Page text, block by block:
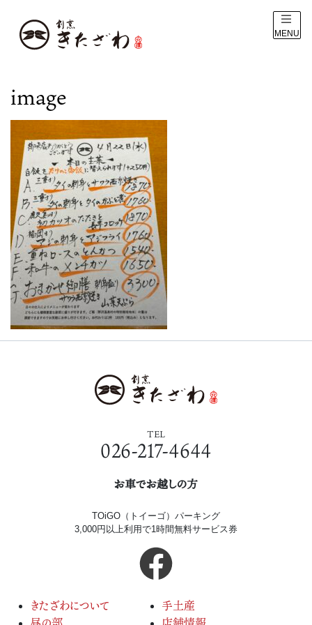
MENU
image
TEL
026-217-4644
お車でお越しの方
TOiGO（トイーゴ）パーキング
3,000円以上利用で1時間無料サービス券
きたざわについて
手土産